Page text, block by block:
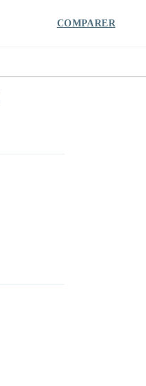
COMPARER